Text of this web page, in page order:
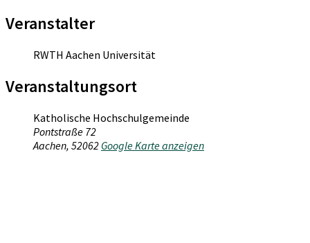
Veranstalter
RWTH Aachen Universität
Veranstaltungsort
Katholische Hochschulgemeinde
Pontstraße 72
Aachen, 52062 Google Karte anzeigen